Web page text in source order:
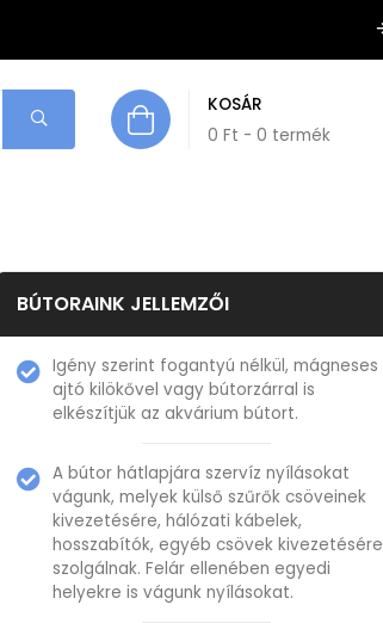
KOSÁR
0 Ft - 0 termék
BÚTORAINK JELLEMZŐI
Igény szerint fogantyú nélkül, mágneses
ajtó kilökővel vagy bútorzárral is
elkészítjük az akvárium bútort.
A bútor hátlapjára szervíz nyílásokat
vágunk, melyek külső szűrők csöveinek
kivezetésére, hálózati kábelek,
hosszabítók, egyéb csövek kivezetésére
szolgálnak. Felár ellenében egyedi
helyekre is vágunk nyílásokat.